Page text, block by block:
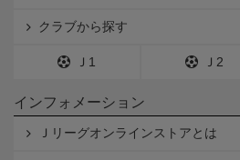
クラブから探す
Ｊ1 Ｊ2
インフォメーション
Ｊリーグオンラインストアとは